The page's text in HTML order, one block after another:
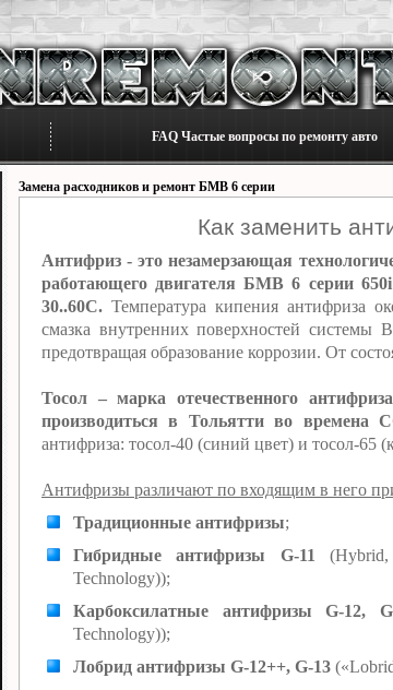
FAQ Частые вопросы по ремонту авто
Замена расходников и ремонт БМВ 6 серии
Как заменить
Антифриз - это незамерзающая
работающего двигателя БМВ 6 серии
30..60C. Температура кипения антифриза
смазка внутренних поверхностей
предотвращая образование коррозии. От
Тосол – марка отечественного
производиться в Тольятти во времена
антифриза: тосол-40 (синий цвет) и тосол-65
Антифризы различают по входящим в него
Традиционные антифризы;
Гибридные антифризы G-11
Technology));
Карбоксилатные антифризы G-12,
Technology));
Лобрид антифризы G-12++, G-13